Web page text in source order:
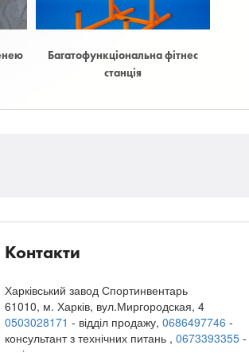
фітнес
Балансир з деревини
Контакти
Харківський завод Спортинвентарь
61010, м. Харків, вул.Миргородская, 4
0503028171 - відділ продажу,0686497746 -
консультант з технічних питань ,0673393355 -